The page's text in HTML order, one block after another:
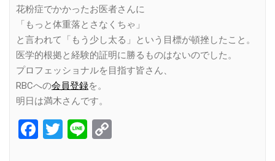
花粉症でかかったお医者さんに
「もっと体重落とさなくちゃ」
と言われて「もう少し太る」という目標が頓挫したこと。
医学的根拠と経験的証明に勝るものはないのでした。
プロフェッショナルを目指す皆さん、
RBCへの会員登録を。
明日は満木さんです。
Facebook
Twitter
Line